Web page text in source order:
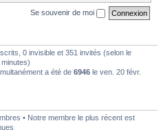
Se souvenir de moi
0 invisible et 351 invités (selon le
a été de 6946 le ven. 20 févr.
• Notre membre le plus récent est